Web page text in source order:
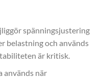
spänningsjustering
belastning och används
är kritisk.
används när